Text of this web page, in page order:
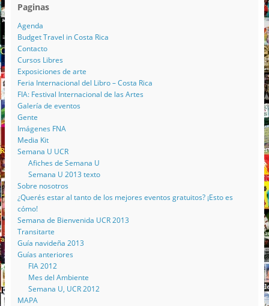
Paginas
Agenda
Budget Travel in Costa Rica
Contacto
Cursos Libres
Exposiciones de arte
Feria Internacional del Libro – Costa Rica
FIA: Festival Internacional de las Artes
Galería de eventos
Gente
Imágenes FNA
Media Kit
Semana U UCR
Afiches de Semana U
Semana U 2013 texto
Sobre nosotros
¿Querés estar al tanto de los mejores eventos gratuitos? ¡Esto es
cómo!
Semana de Bienvenida UCR 2013
Transitarte
Guía navideña 2013
Guías anteriores
FIA 2012
Mes del Ambiente
Semana U, UCR 2012
MAPA